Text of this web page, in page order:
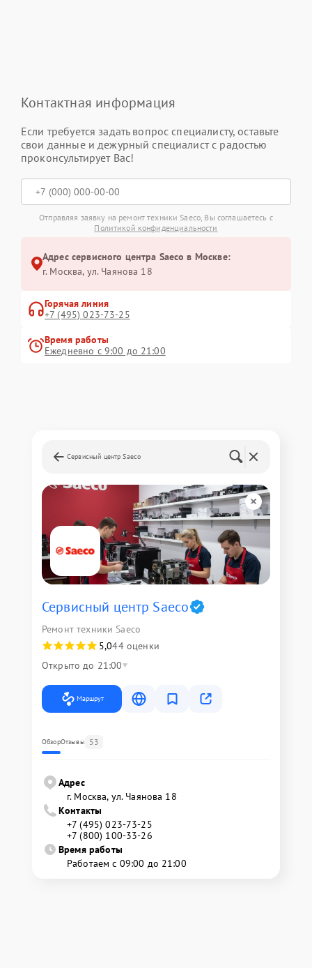
Контактная информация
Если требуется задать вопрос специалисту, оставьте
свои данные и дежурный специалист с радостью
проконсультирует Вас!
Отправляя заявку на ремонт техники Saeco, Вы соглашаетесь с
Политикой конфиденциальности
Адрес сервисного центра Saeco в Москве:
г. Москва, ул. Чаянова 18
Горячая линия
+7 (495) 023-73-25
Время работы
Ежедневно с 9:00 до 21:00
Сервисный центр Saeco
Сервисный центр Saeco
Ремонт техники Saeco
5,044 оценки
Открыто до 21:00
Маршрут
ОбзорОтзывы 53
Адрес
г. Москва, ул. Чаянова 18
Контакты
+7 (495) 023-73-25
+7 (800) 100-33-26
Время работы
Работаем с 09:00 до 21:00